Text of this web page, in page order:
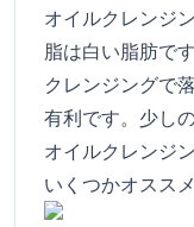
オイルクレンジ
脂は白い脂肪で
クレンジングで
有利です。少し
オイルクレンジ
いくつかオスス